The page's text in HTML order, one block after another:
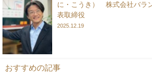
に・こうき） 株式会社バラ
表取締役
2025.12.19
おすすめの記事